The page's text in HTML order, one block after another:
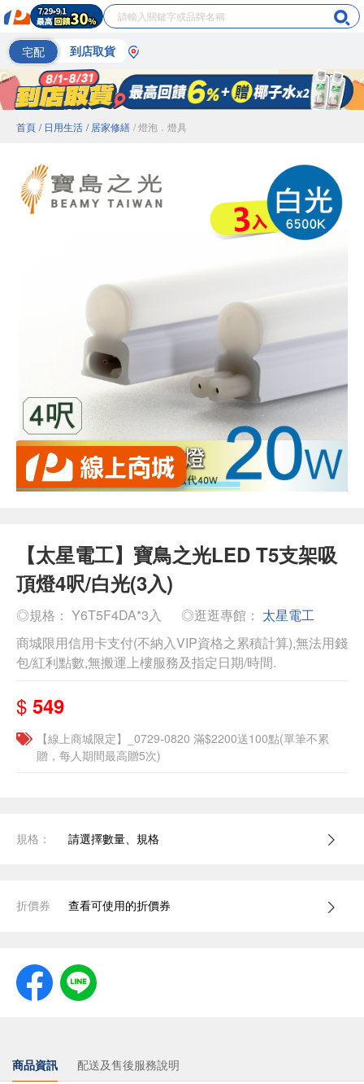
宅配 到店取貨
首頁 / 日用生活 / 居家修繕 / 燈泡．燈具
【太星電工】寶鳥之光LED T5支架吸
頂燈4呎/白光(3入)
◎規格： Y6T5F4DA*3入 ◎逛逛專館： 太星電工
商城限用信用卡支付(不納入VIP資格之累積計算),無法用錢
包/紅利點數,無搬運上樓服務及指定日期/時間.
$ 549
【線上商城限定】_0729-0820 滿$2200送100點(單筆不累
贈，每人期間最高贈5次)
規格： 請選擇數量、規格
折價券 查看可使用的折價券
商品資訊 配送及售後服務說明